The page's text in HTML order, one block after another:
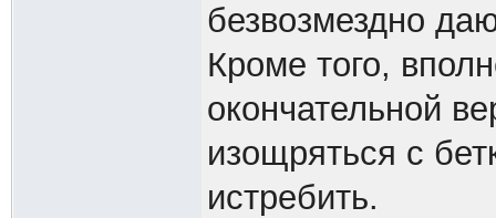
безвозмездно
Кроме того,
окончательной
изощряться с
истребить.